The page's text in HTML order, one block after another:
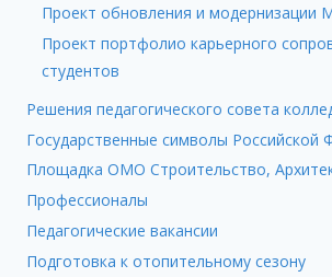
Проект обновления и модернизации
Проект портфолио карьерного
студентов
Решения педагогического совета
Государственные символы Российской
Площадка ОМО Строительство,
Профессионалы
Педагогические вакансии
Подготовка к отопительному сезону